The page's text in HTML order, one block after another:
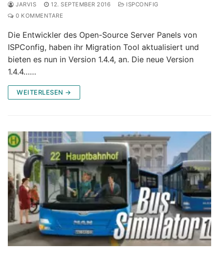
JARVIS 12. SEPTEMBER 2016
ISPCONFIG
0 KOMMENTARE
Die Entwickler des Open-Source Server Panels von
ISPConfig, haben ihr Migration Tool aktualisiert und
bieten es nun in Version 1.4.4, an. Die neue Version
1.4.4……
WEITERLESEN →